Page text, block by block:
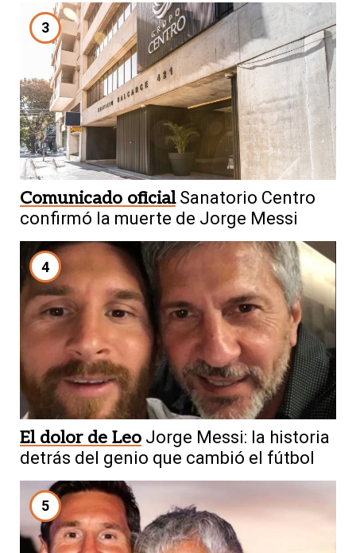
3
Comunicado oficial Sanatorio Centro
confirmó la muerte de Jorge Messi
4
El dolor de Leo Jorge Messi: la historia
detrás del genio que cambió el fútbol
5